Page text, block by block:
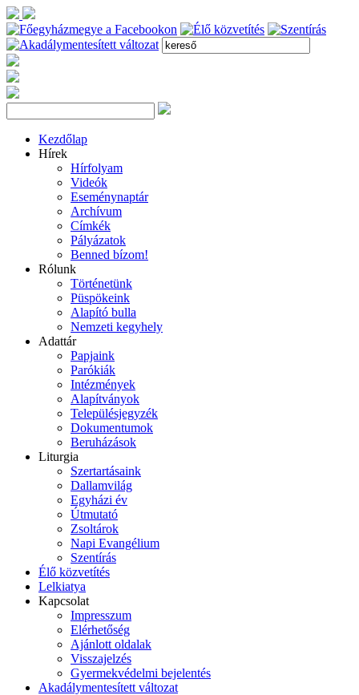
Kezdőlap
Hírek
Hírfolyam
Videók
Eseménynaptár
Archívum
Címkék
Pályázatok
Benned bízom!
Rólunk
Történetünk
Püspökeink
Alapító bulla
Nemzeti kegyhely
Adattár
Papjaink
Parókiák
Intézmények
Alapítványok
Településjegyzék
Dokumentumok
Beruházások
Liturgia
Szertartásaink
Dallamvilág
Egyházi év
Útmutató
Zsoltárok
Napi Evangélium
Szentírás
Élő közvetítés
Lelkiatya
Kapcsolat
Impresszum
Elérhetőség
Ajánlott oldalak
Visszajelzés
Gyermekvédelmi bejelentés
Akadálymentesített változat